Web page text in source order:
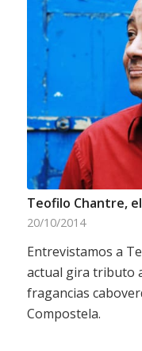
Teofilo Chantre,
20/10/2014
Entrevistamos a
actual gira tributo
fragancias
Compostela.